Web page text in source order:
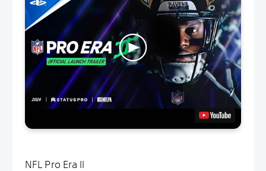
NFL Pro Era II